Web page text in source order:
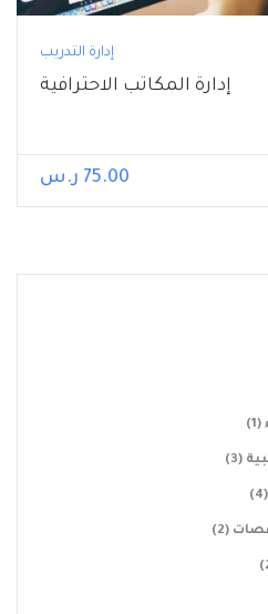
إدارة التدريب
إدارة المكاتب الاحترافية
75.00 ر.س
(1)
(3)
(4)
(2)